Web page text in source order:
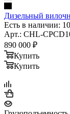
Дизельный
Есть в наличии: 10
Арт.: CHL-
890 000 ₽
Купить
Купить